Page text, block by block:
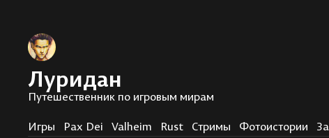
Луридан
Путешественник по игровым мирам
Игры Pax Dei Valheim Rust Стримы Фотоистории